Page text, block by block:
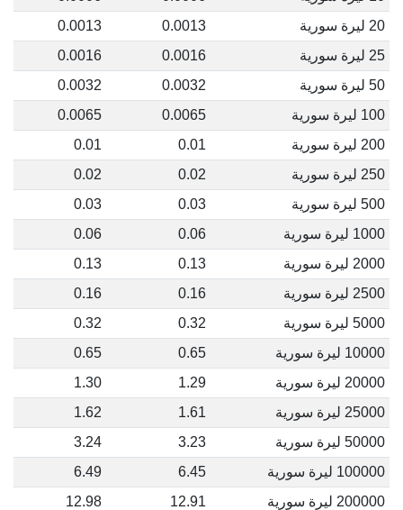
20 ليرة سورية
0.0013
0.0013
25 ليرة سورية
0.0016
0.0016
50 ليرة سورية
0.0032
0.0032
100 ليرة سورية
0.0065
0.0065
200 ليرة سورية
0.01
0.01
250 ليرة سورية
0.02
0.02
500 ليرة سورية
0.03
0.03
1000 ليرة سورية
0.06
0.06
2000 ليرة سورية
0.13
0.13
2500 ليرة سورية
0.16
0.16
5000 ليرة سورية
0.32
0.32
10000 ليرة سورية
0.65
0.65
20000 ليرة سورية
1.29
1.30
25000 ليرة سورية
1.61
1.62
50000 ليرة سورية
3.23
3.24
100000 ليرة سورية
6.45
6.49
200000 ليرة سورية
12.91
12.98